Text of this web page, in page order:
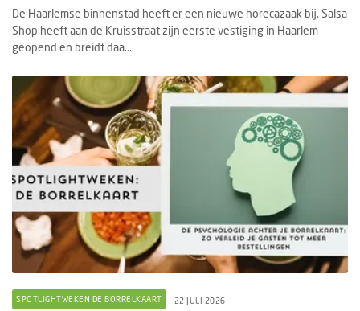
De Haarlemse binnenstad heeft er een nieuwe horecazaak bij. Salsa
Shop heeft aan de Kruisstraat zijn eerste vestiging in Haarlem
geopend en breidt daa...
SPOTLIGHTWEKEN DE BORRELKAART 22 JULI 2026